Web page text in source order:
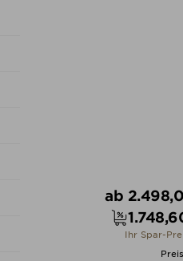
ab
Ihr Spar-